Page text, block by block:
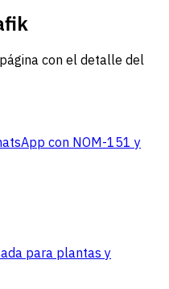
con el detalle del
con NOM-151 y
para plantas y